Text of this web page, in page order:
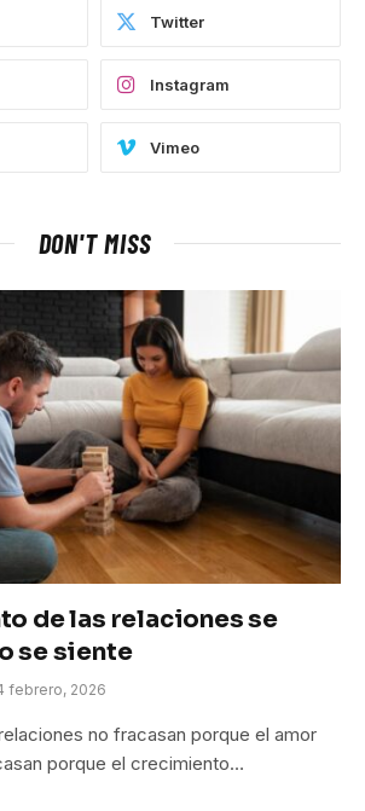
Twitter
Instagram
Vimeo
DON'T MISS
de las relaciones se
se siente
febrero, 2026
no fracasan porque el amor
porque el crecimiento…